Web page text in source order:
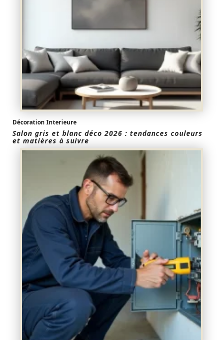
Décoration Interieure
Salon gris et blanc déco 2026 : tendances couleurs
et matières à suivre